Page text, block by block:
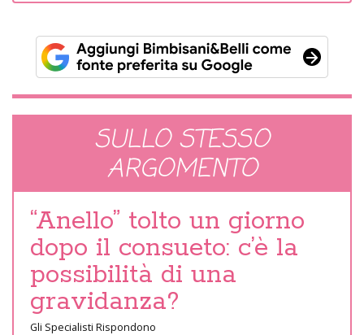
SULLO STESSO
ARGOMENTO
“Anello” tolto un giorno
dopo il consueto: c’è la
possibilità di una
gravidanza?
Gli Specialisti Rispondono